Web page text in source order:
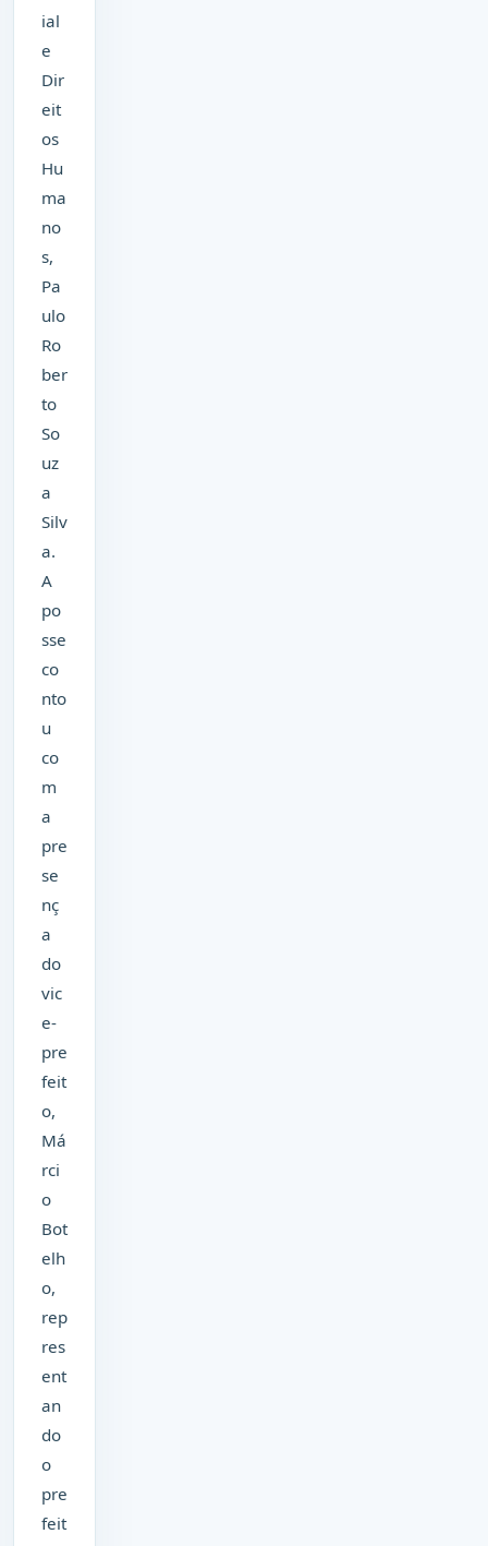
ial
e
Dir
eit
os
Hu
ma
no
s,
Pa
ulo
Ro
ber
to
So
uz
a
Silv
a.
A
po
sse
co
nto
u
co
m
a
pre
se
nç
a
do
vic
e-
pre
feit
o,
Má
rci
o
Bot
elh
o,
rep
res
ent
an
do
o
pre
feit